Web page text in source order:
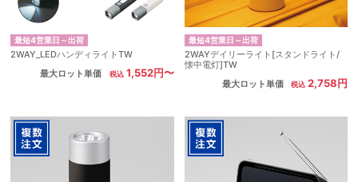
最短4営業日～出荷
2WAY_LEDハンディライトTW
最大ロット単価
1,552円〜
最短4営業日～出荷
2WAYデイリーライト[スタンドライト/
懐中電灯]TW
最大ロット単価
2,758円